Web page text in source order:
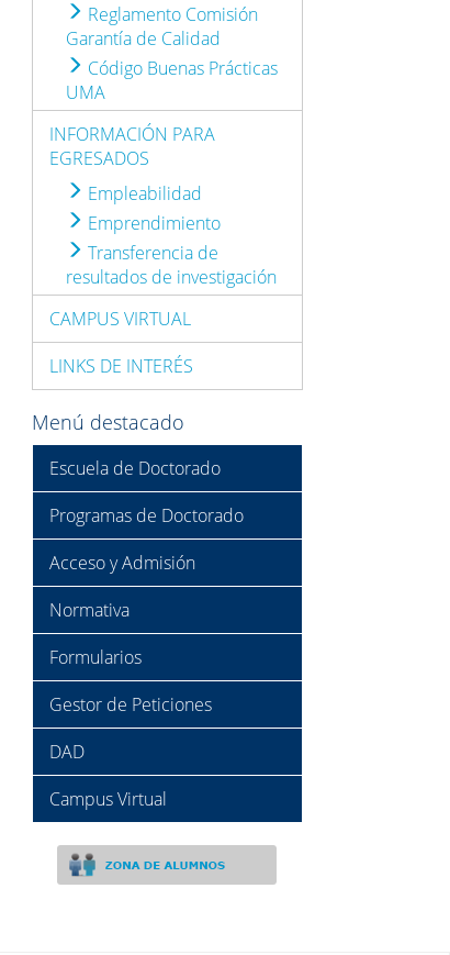
Reglamento Comisión
Garantía de Calidad
Código Buenas Prácticas
UMA
INFORMACIÓN PARA
EGRESADOS
Empleabilidad
Emprendimiento
Transferencia de
resultados de investigación
CAMPUS VIRTUAL
LINKS DE INTERÉS
Menú destacado
Escuela de Doctorado
Programas de Doctorado
Acceso y Admisión
Normativa
Formularios
Gestor de Peticiones
DAD
Campus Virtual